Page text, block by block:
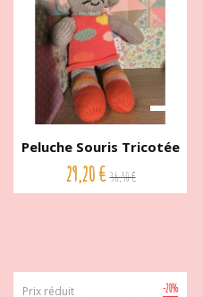
Peluche Souris Tricotée
36...
29,20 € 36,50 €
-20%
Prix réduit